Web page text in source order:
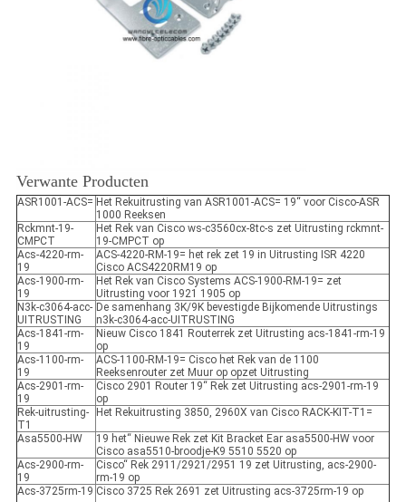
Verwante Producten
ASR1001-ACS= Het Rekuitrusting van ASR1001-ACS= 19“ voor Cisco-ASR
1000 Reeksen
Rckmnt-19-
CMPCT
Het Rek van Cisco ws-c3560cx-8tc-s zet Uitrusting rckmnt-
19-CMPCT op
Acs-4220-rm-
19
ACS-4220-RM-19= het rek zet 19 in Uitrusting ISR 4220
Cisco ACS4220RM19 op
Acs-1900-rm-
19
Het Rek van Cisco Systems ACS-1900-RM-19= zet
Uitrusting voor 1921 1905 op
N3k-c3064-acc-
UITRUSTING
De samenhang 3K/9K bevestigde Bijkomende Uitrustings
n3k-c3064-acc-UITRUSTING
Acs-1841-rm-
19
Nieuw Cisco 1841 Routerrek zet Uitrusting acs-1841-rm-19
op
Acs-1100-rm-
19
ACS-1100-RM-19= Cisco het Rek van de 1100
Reeksenrouter zet Muur op opzet Uitrusting
Acs-2901-rm-
19
Cisco 2901 Router 19“ Rek zet Uitrusting acs-2901-rm-19
op
Rek-uitrusting-
T1
Het Rekuitrusting 3850, 2960X van Cisco RACK-KIT-T1=
Asa5500-HW
19 het“ Nieuwe Rek zet Kit Bracket Ear asa5500-HW voor
Cisco asa5510-broodje-K9 5510 5520 op
Acs-2900-rm-
19
Cisco“ Rek 2911/2921/2951 19 zet Uitrusting, acs-2900-
rm-19 op
Acs-3725rm-19 Cisco 3725 Rek 2691 zet Uitrusting acs-3725rm-19 op